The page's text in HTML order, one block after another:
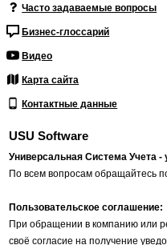
Часто задаваемые вопросы
Бизнес-глоссарий
Видео
Карта сайта
Контактные данные
USU Software
Универсальная Система Учета -
По всем вопросам обращайтесь
Пользовательское соглашение:
При обращении в компанию или
своё согласие на получение